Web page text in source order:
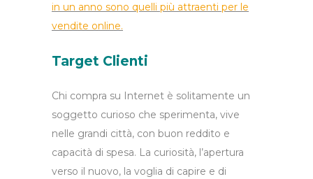
in un anno sono quelli più attraenti per le
vendite online.
Target Clienti
Chi compra su Internet è solitamente un
soggetto curioso che sperimenta, vive
nelle grandi città, con buon reddito e
capacità di spesa. La curiosità, l’apertura
verso il nuovo, la voglia di capire e di